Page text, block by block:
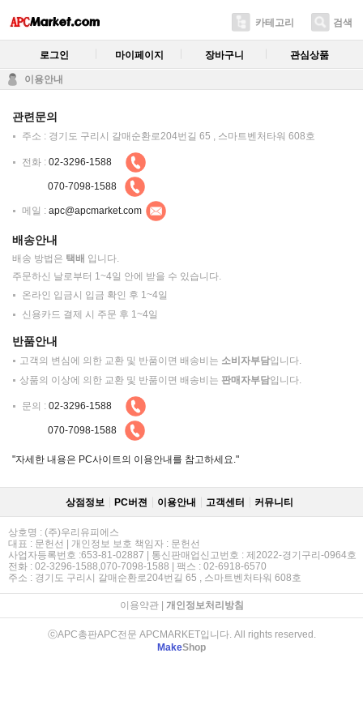
카테고리 검색
로그인 마이페이지 장바구니 관심상품
이용안내
관련문의
주소 : 경기도 구리시 갈매순환로204번길 65 , 스마트벤처타워 608호
전화 : 02-3296-1588
070-7098-1588
메일 : apc@apcmarket.com
배송안내
배송 방법은 택배 입니다.
주문하신 날로부터 1~4일 안에 받을 수 있습니다.
온라인 입금시 입금 확인 후 1~4일
신용카드 결제 시 주문 후 1~4일
반품안내
고객의 변심에 의한 교환 및 반품이면 배송비는 소비자부담입니다.
상품의 이상에 의한 교환 및 반품이면 배송비는 판매자부담입니다.
문의 : 02-3296-1588
070-7098-1588
"자세한 내용은 PC사이트의 이용안내를 참고하세요."
상점정보 PC버젼 이용안내 고객센터 커뮤니티
상호명 : (주)우리유피에스
대표 : 문헌선 | 개인정보 보호 책임자 : 문헌선
사업자등록번호 :653-81-02887 | 통신판매업신고번호 : 제2022-경기구리-0964호
전화 : 02-3296-1588,070-7098-1588 | 팩스 : 02-6918-6570
주소 : 경기도 구리시 갈매순환로204번길 65 , 스마트벤처타워 608호
이용약관| 개인정보처리방침
ⓒAPC총판APC전문 APCMARKET입니다. All rights reserved.
MakeShop